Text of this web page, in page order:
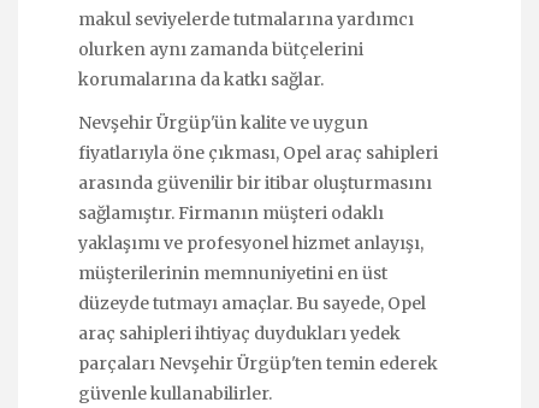
makul seviyelerde tutmalarına yardımcı
olurken aynı zamanda bütçelerini
korumalarına da katkı sağlar.
Nevşehir Ürgüp'ün kalite ve uygun
fiyatlarıyla öne çıkması, Opel araç sahipleri
arasında güvenilir bir itibar oluşturmasını
sağlamıştır. Firmanın müşteri odaklı
yaklaşımı ve profesyonel hizmet anlayışı,
müşterilerinin memnuniyetini en üst
düzeyde tutmayı amaçlar. Bu sayede, Opel
araç sahipleri ihtiyaç duydukları yedek
parçaları Nevşehir Ürgüp'ten temin ederek
güvenle kullanabilirler.